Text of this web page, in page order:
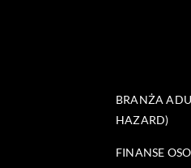
BRANŻA
HAZARD)
FINANSE